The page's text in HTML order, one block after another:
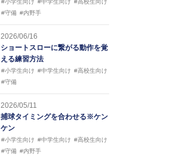
#小学生向け #中学生向け #高校生向け
#守備 #内野手
2026/06/16
ショートスローに繋がる動作を覚
える練習方法
#小学生向け #中学生向け #高校生向け
#守備
2026/05/11
捕球タイミングを合わせる※ケン
ケン
#小学生向け #中学生向け #高校生向け
#守備 #内野手